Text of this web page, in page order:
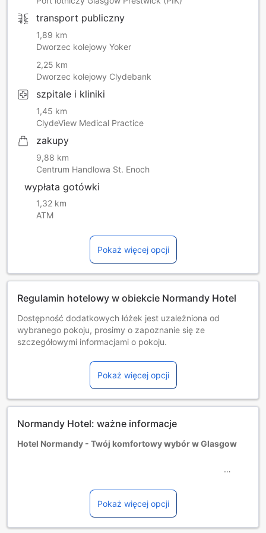
transport publiczny
1,89 km
Dworzec kolejowy Yoker
2,25 km
Dworzec kolejowy Clydebank
szpitale i kliniki
1,45 km
ClydeView Medical Practice
zakupy
9,88 km
Centrum Handlowa St. Enoch
wypłata gotówki
1,32 km
ATM
Pokaż więcej opcji
Regulamin hotelowy w obiekcie Normandy Hotel
Dostępność dodatkowych łóżek jest uzależniona od
wybranego pokoju, prosimy o zapoznanie się ze
szczegółowymi informacjami o pokoju.
różne regulaminy i dodatkowe opłaty.
Minimalny wiek gości: 12 rok/lat(a).
Pokaż więcej opcji
Normandy Hotel: ważne informacje
Hotel Normandy - Twój komfortowy wybór w Glasgow
malowniczej okolicy Glasgow, zaledwie 5 mil od tętniącego
życiem centrum miasta. Idealnie zlokalizowany, oferuje
łatwy dostęp do najważniejszych atrakcji turystycznych
oraz dogodną komunikację z lotniskiem, które znajduje się
Pokaż więcej opcji